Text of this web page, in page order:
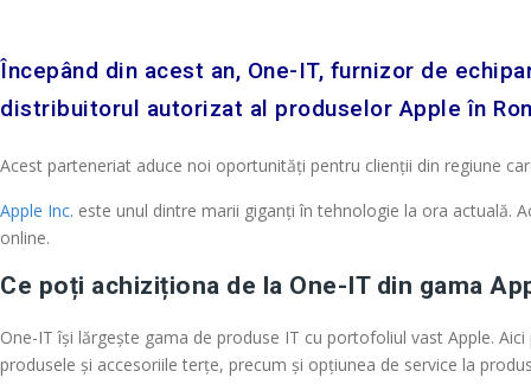
Începând din acest an, One-IT, furnizor de
distribuitorul autorizat al produselor Apple în
Acest parteneriat aduce noi oportunități pentru clienții din regiune
Apple Inc. este unul dintre marii giganți în tehnologie la ora actuală.
online.
Ce poți achiziționa de la One-IT din gama
One-IT își lărgește gama de produse IT cu portofoliul vast Apple.
produsele și accesoriile terțe, precum și opțiunea de service la